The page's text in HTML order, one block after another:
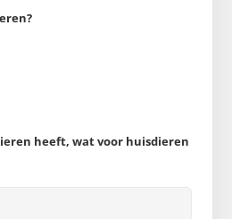
heeft, wat voor huisdieren